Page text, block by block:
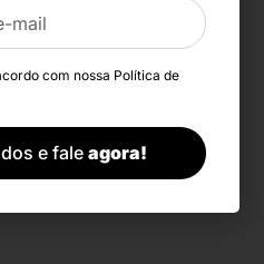
reservados
com nossa Política de
e fale agora!